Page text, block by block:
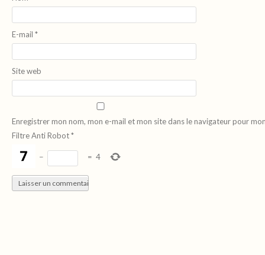
E-mail *
Site web
Enregistrer mon nom, mon e-mail et mon site dans le navigateur pour
Filtre Anti Robot*
− = 4